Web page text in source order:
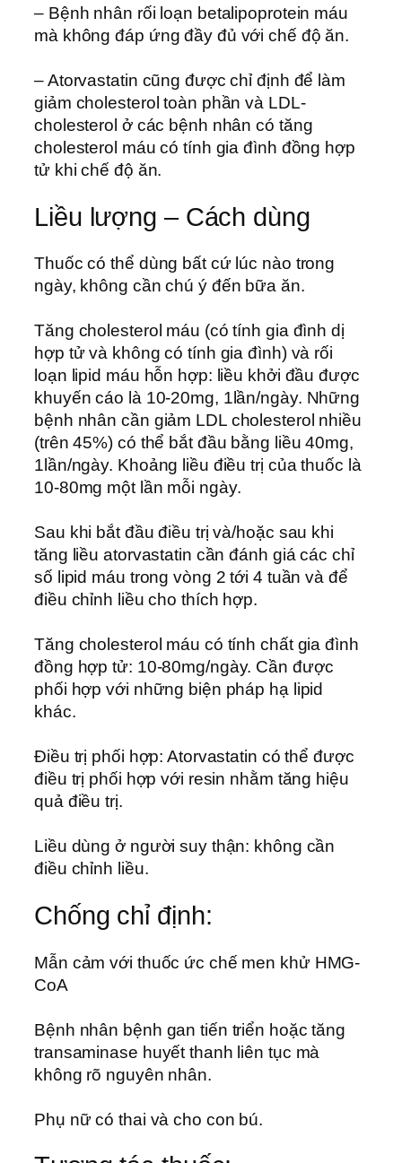
– Bệnh nhân rối loạn betalipoprotein máu
mà không đáp ứng đầy đủ với chế độ ăn.
– Atorvastatin cũng được chỉ định để làm
giảm cholesterol toàn phần và LDL-
cholesterol ở các bệnh nhân có tăng
cholesterol máu có tính gia đình đồng hợp
tử khi chế độ ăn.
Liều lượng – Cách dùng
Thuốc có thể dùng bất cứ lúc nào trong
ngày, không cần chú ý đến bữa ăn.
Tăng cholesterol máu (có tính gia đình dị
hợp tử và không có tính gia đình) và rối
loạn lipid máu hỗn hợp: liều khởi đầu được
khuyến cáo là 10-20mg, 1lần/ngày. Những
bệnh nhân cần giảm LDL cholesterol nhiều
(trên 45%) có thể bắt đầu bằng liều 40mg,
1lần/ngày. Khoảng liều điều trị của thuốc là
10-80mg một lần mỗi ngày.
Sau khi bắt đầu điều trị và/hoặc sau khi
tăng liều atorvastatin cần đánh giá các chỉ
số lipid máu trong vòng 2 tới 4 tuần và để
điều chỉnh liều cho thích hợp.
Tăng cholesterol máu có tính chất gia đình
đồng hợp tử: 10-80mg/ngày. Cần được
phối hợp với những biện pháp hạ lipid
khác.
Điều trị phối hợp: Atorvastatin có thể được
điều trị phối hợp với resin nhằm tăng hiệu
quả điều trị.
Liều dùng ở người suy thận: không cần
điều chỉnh liều.
Chống chỉ định:
Mẫn cảm với thuốc ức chế men khử HMG-
CoA
Bệnh nhân bệnh gan tiến triển hoặc tăng
transaminase huyết thanh liên tục mà
không rõ nguyên nhân.
Phụ nữ có thai và cho con bú.